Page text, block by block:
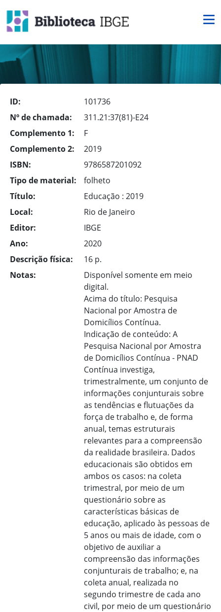
ID:
101736
Nº de chamada:
311.21:37(81)-E24
Complemento 1:
F
Complemento 2:
2019
ISBN:
9786587201092
Tipo de material:
folheto
Título:
Educação : 2019
Local:
Rio de Janeiro
Editor:
IBGE
Ano:
2020
Descrição física:
16 p.
Notas:
Disponível somente em meio
digital.
Acima do título: Pesquisa
Nacional por Amostra de
Domicílios Contínua.
Indicação de conteúdo: A
Pesquisa Nacional por Amostra
de Domicílios Contínua - PNAD
Contínua investiga,
trimestralmente, um conjunto de
informações conjunturais sobre
as tendências e flutuações da
força de trabalho e, de forma
anual, temas estruturais
relevantes para a compreensão
da realidade brasileira. Dados
educacionais são obtidos em
ambos os casos: na coleta
trimestral, por meio de um
questionário sobre as
características básicas de
educação, aplicado às pessoas de
5 anos ou mais de idade, com o
objetivo de auxiliar a
compreensão das informações
conjunturais de trabalho; e, na
coleta anual, realizada no
segundo trimestre de cada ano
civil, por meio de um questionário